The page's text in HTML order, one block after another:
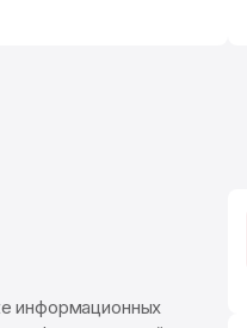
информационных